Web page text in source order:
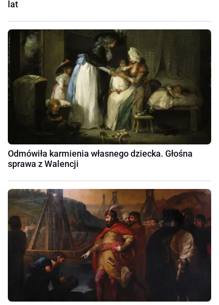
lat
Odmówiła karmienia własnego dziecka. Głośna
sprawa z Walencji